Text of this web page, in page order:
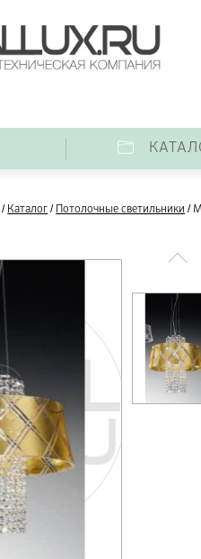
/ Каталог / Потолочные светильники /